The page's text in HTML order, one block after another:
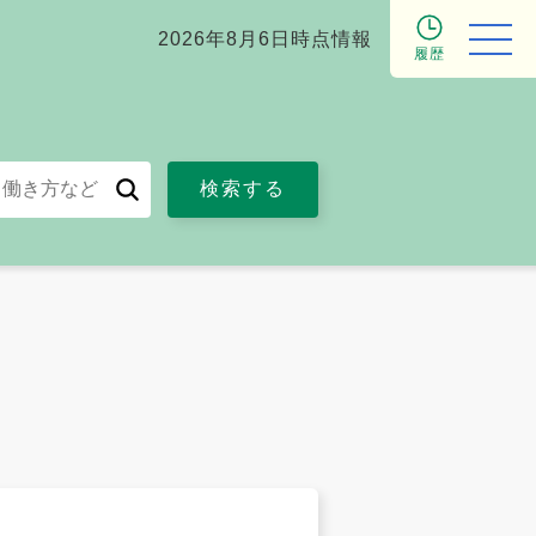
2026年8月6日時点情報
履歴